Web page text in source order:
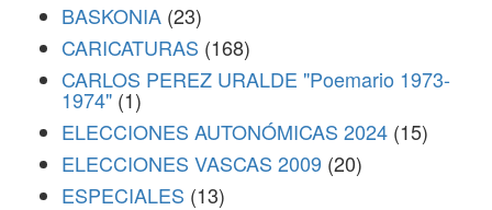
BASKONIA (23)
CARICATURAS (168)
CARLOS PEREZ URALDE "Poemario 1973-
1974" (1)
ELECCIONES AUTONÓMICAS 2024 (15)
ELECCIONES VASCAS 2009 (20)
ESPECIALES (13)